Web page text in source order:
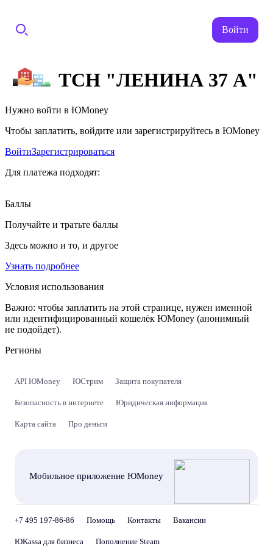
Войти
ТСН "ЛЕНИНА 37 А"
Нужно войти в ЮMoney
Чтобы заплатить, войдите или зарегистрируйтесь в ЮMoney
ВойтиЗарегистрироваться
Для платежа подходят:
Баллы
Получайте и тратьте баллы
Здесь можно и то, и другое
Узнать подробнее
Условия использования
Важно: чтобы заплатить на этой странице, нужен именной
или идентифицированный кошелёк ЮMoney (анонимный
не подойдет).
Регионы
API ЮMoney ЮСтрим Защита покупателя
Безопасность в интернете Юридическая информация
Карта сайта Про деньги
Мобильное приложение ЮMoney
+7 495 197-86-86 Помощь Контакты Вакансии
ЮKassa для бизнеса Пополнение Steam